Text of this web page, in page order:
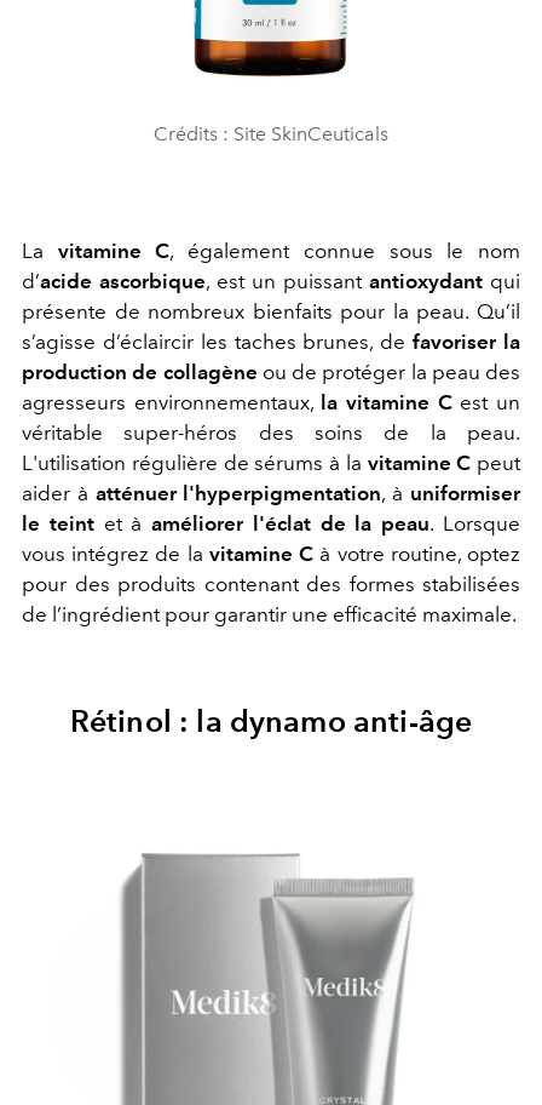
Crédits : Site SkinCeuticals
La vitamine C, également connue sous le nom
d’acide ascorbique, est un puissant antioxydant qui
présente de nombreux bienfaits pour la peau. Qu’il
s’agisse d’éclaircir les taches brunes, defavoriser la
production de collagène ou de protéger la peau des
agresseurs environnementaux, la vitamine C est un
véritable super-héros des soins de la peau.
L'utilisation régulière de sérums à la vitamine C peut
aider à atténuer l'hyperpigmentation, à uniformiser
le teintet àaméliorer l'éclat de la peau. Lorsque
vous intégrez de la vitamine C à votre routine, optez
pour des produits contenant des formes stabilisées
de l’ingrédient pour garantir une efficacité maximale.
Rétinol : la dynamo anti-âge